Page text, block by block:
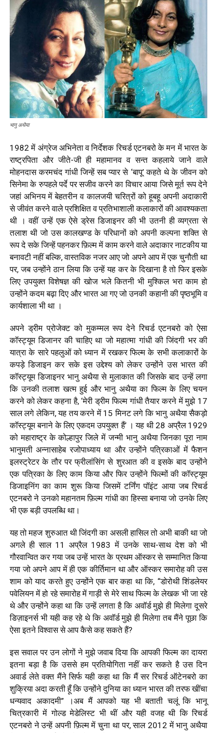
भानु अथैया
1982 में अंग्रेज अभिनेता व निर्देशक रिचर्ड एटनबरो के मन में भारत के
राष्ट्रपिता और जीते-जी ही महामानव व सन्त कहलाये जाने वाले
मोहनदास करमचंद गांधी जिन्हें सब प्यार से ‘बापू’ कहते थे के जीवन को
सिनेमा के रुपहले पर्दे पर सजीव करने का विचार आया जिसे मूर्त रूप देने
जहां अभिनय में बेहतरीन व कालजयी चरित्रों को हूबहू अपनी अदाकारी
से जीवंत करने वाले प्रशिक्षित व प्रतिभाशाली कलाकारों की आवश्यकता
थी । वहीं उन्हें एक ऐसे ड्रेस डिजाइनर की भी उतनी ही व्यग्रता से
तलाश थी जो उस कालखण्ड के परिधानों को अपनी कल्पना शक्ति से
रूप दे सके जिन्हें पहनकर फ़िल्म में काम करने वाले अदाकार नाटकीय या
बनावटी नहीं बल्कि, वास्तविक नजर आए जो अपने आप में एक चुनौती था
पर, जब उन्होंने ठान लिया कि उन्हें यह कर के दिखाना है तो फिर इसके
लिए उपयुक्त विशेषज्ञ की खोज भले कितनी भी मुश्किल भरा काम हो
उन्होंने कदम बढ़ा दिए और भारत आ गए जो उनकी कहानी की पृष्ठभूमि व
कार्यशाला भी था ।
अपने ड्रीम प्रोजेक्ट को मुकम्मल रूप देने रिचर्ड एटनबरो को ऐसा
कॉस्ट्यूम डिजानर की चाहिए था जो महात्मा गांधी की जिंदगी भर की
यात्रा के सारे पहलुओं को ध्यान में रखकर फिल्म के सभी कलाकारों के
कपड़े डिजाइन कर सके इस उद्देश्य को लेकर उन्होंने उस भारत की
कॉस्ट्यूम डिजाइनर भानु अथैया से मुलाकात की जिसके बाद उन्हें लगा
कि उनकी तलाश खत्म हुई और भानु अथैया का फिल्म के लिए चयन
करने को लेकर कहना है, ‘मेरी ड्रीम फिल्म गांधी तैयार करने में मुझे 17
साल लगे लेकिन, यह तय करने में 15 मिनट लगे कि भानु अथैया सैकड़ो
कॉस्ट्यूम बनाने के लिए एकदम उपयुक्त हैं’ । यह थी 28 अप्रैल 1929
को महाराष्ट्र के कोल्हापुर जिले में जन्मी भानु अथैया जिनका पूरा नाम
भानुमती अन्नासाहेब रजोपाध्याय था और उन्होंने पत्रिकाओं में फैशन
इलस्ट्रेटर के तौर पर फ्रीलांसिंग से शुरआत की व इसके बाद उन्होंने
एक पत्रिका के लिए काम किया और फिर उन्होंने फिल्मों की कॉस्ट्यूम
डिजाइनिंग का काम शुरू किया जिसमें टर्निंग पॉइंट आया जब रिचर्ड
एटनबरो ने उनको महानतम फ़िल्म गांधी का हिस्सा बनाया जो उनके लिए
भी एक बड़ी उपलब्धि था।
यह तो महज शुरुआत थी जिंदगी का असली हासिल तो अभी बाकी था जो
अगले ही साल 11 अप्रैल 1983 में उनके साथ-साथ देश को भी
गौरवान्वित कर गया जब उन्हें भारत के प्रथम ऑस्कर से सम्मानित किया
गया जो अपने आप में ही एक कीर्तिमान था और ऑस्कर समारोह की उस
शाम को याद करते हुए उन्होंने एक बार कहा था कि, “डोरोथी शिंडलेयर
पवेलियन में हो रहे समारोह में गाड़ी से मेरे साथ फिल्म के लेखक भी जा रहे
थे और उन्होंने कहा था कि उन्हें लगता है कि अवॉर्ड मुझे ही मिलेगा दूसरे
डिज़ाइनर्स भी यही कह रहे थे कि अवॉर्ड मुझे ही मिलेगा तब मैंने पूछा कि
ऐसा इतने विश्वास से आप कैसे कह सकते हैं?
इस सवाल पर उन लोगों ने मुझे जवाब दिया कि आपकी फिल्म का दायरा
इतना बड़ा है कि उससे हम प्रतियोगिता नहीं कर सकते है उस दिन
अवार्ड लेते वक्त मैंने सिर्फ यही कहा था कि मैं सर रिचर्ड ऑटेनबरो का
शुक्रिया अदा करती हूँ कि उन्होंने दुनिया का ध्यान भारत की तरफ खींचा
धन्यवाद अकादमी” ।अब मैं आपको यह भी बताती चलूं कि भानू
चित्रकारी में गोल्ड मेडेलिस्ट भी थीं और यही वजह थी कि रिचर्ड
एटनबरो ने उन्हें अपनी फ़िल्म में चुना था पर, साल 2012 में भानु अथैया